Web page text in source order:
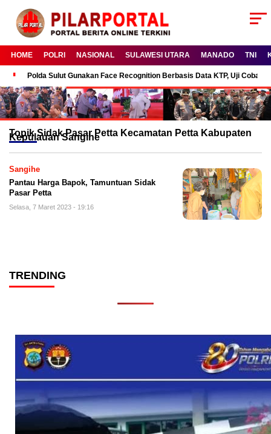
HOME POLRI NASIONAL SULAWESI UTARA MANADO TNI
Polda Sulut Gunakan Face Recognition Berbasis Data KTP, Uji Coba
TopikSidak Pasar Petta Kecamatan Petta Kabupaten
Kepulauan Sangihe
Sangihe
Pantau Harga Bapok, Tamuntuan Sidak
Pasar Petta
Selasa, 7 Maret 2023 - 19:16
TRENDING